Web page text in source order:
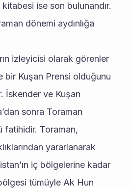
ise son bulunandır.
dönemi aydınlığa
izleyicisi olarak görenler
bir Kuşan Prensi olduğunu
İskender ve Kuşan
sonra Toraman
fatihidir. Toraman,
yararlanarak
iç bölgelerine kadar
tümüyle Ak Hun